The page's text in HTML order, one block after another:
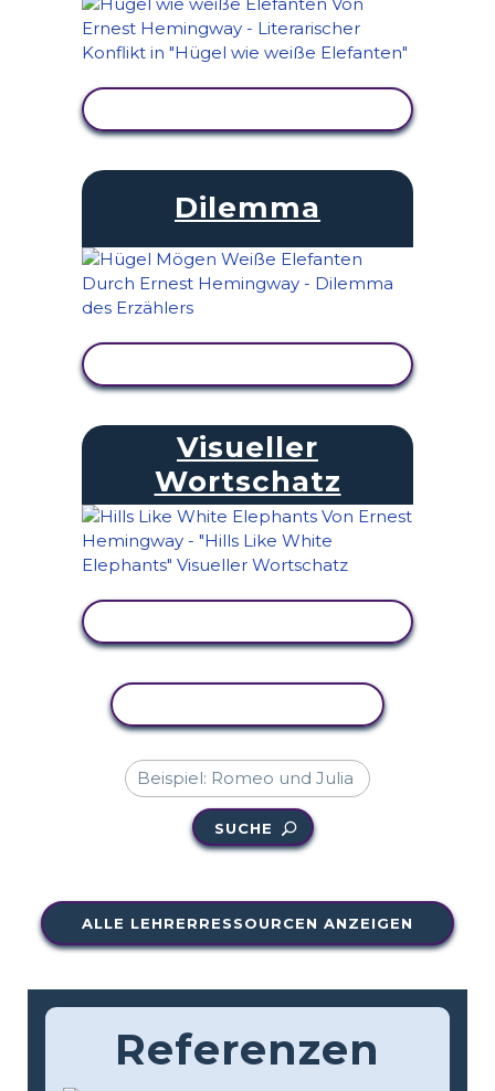
Dilemma
Visueller
Wortschatz
SUCHE
ALLE LEHRERRESSOURCEN ANZEIGEN
Referenzen